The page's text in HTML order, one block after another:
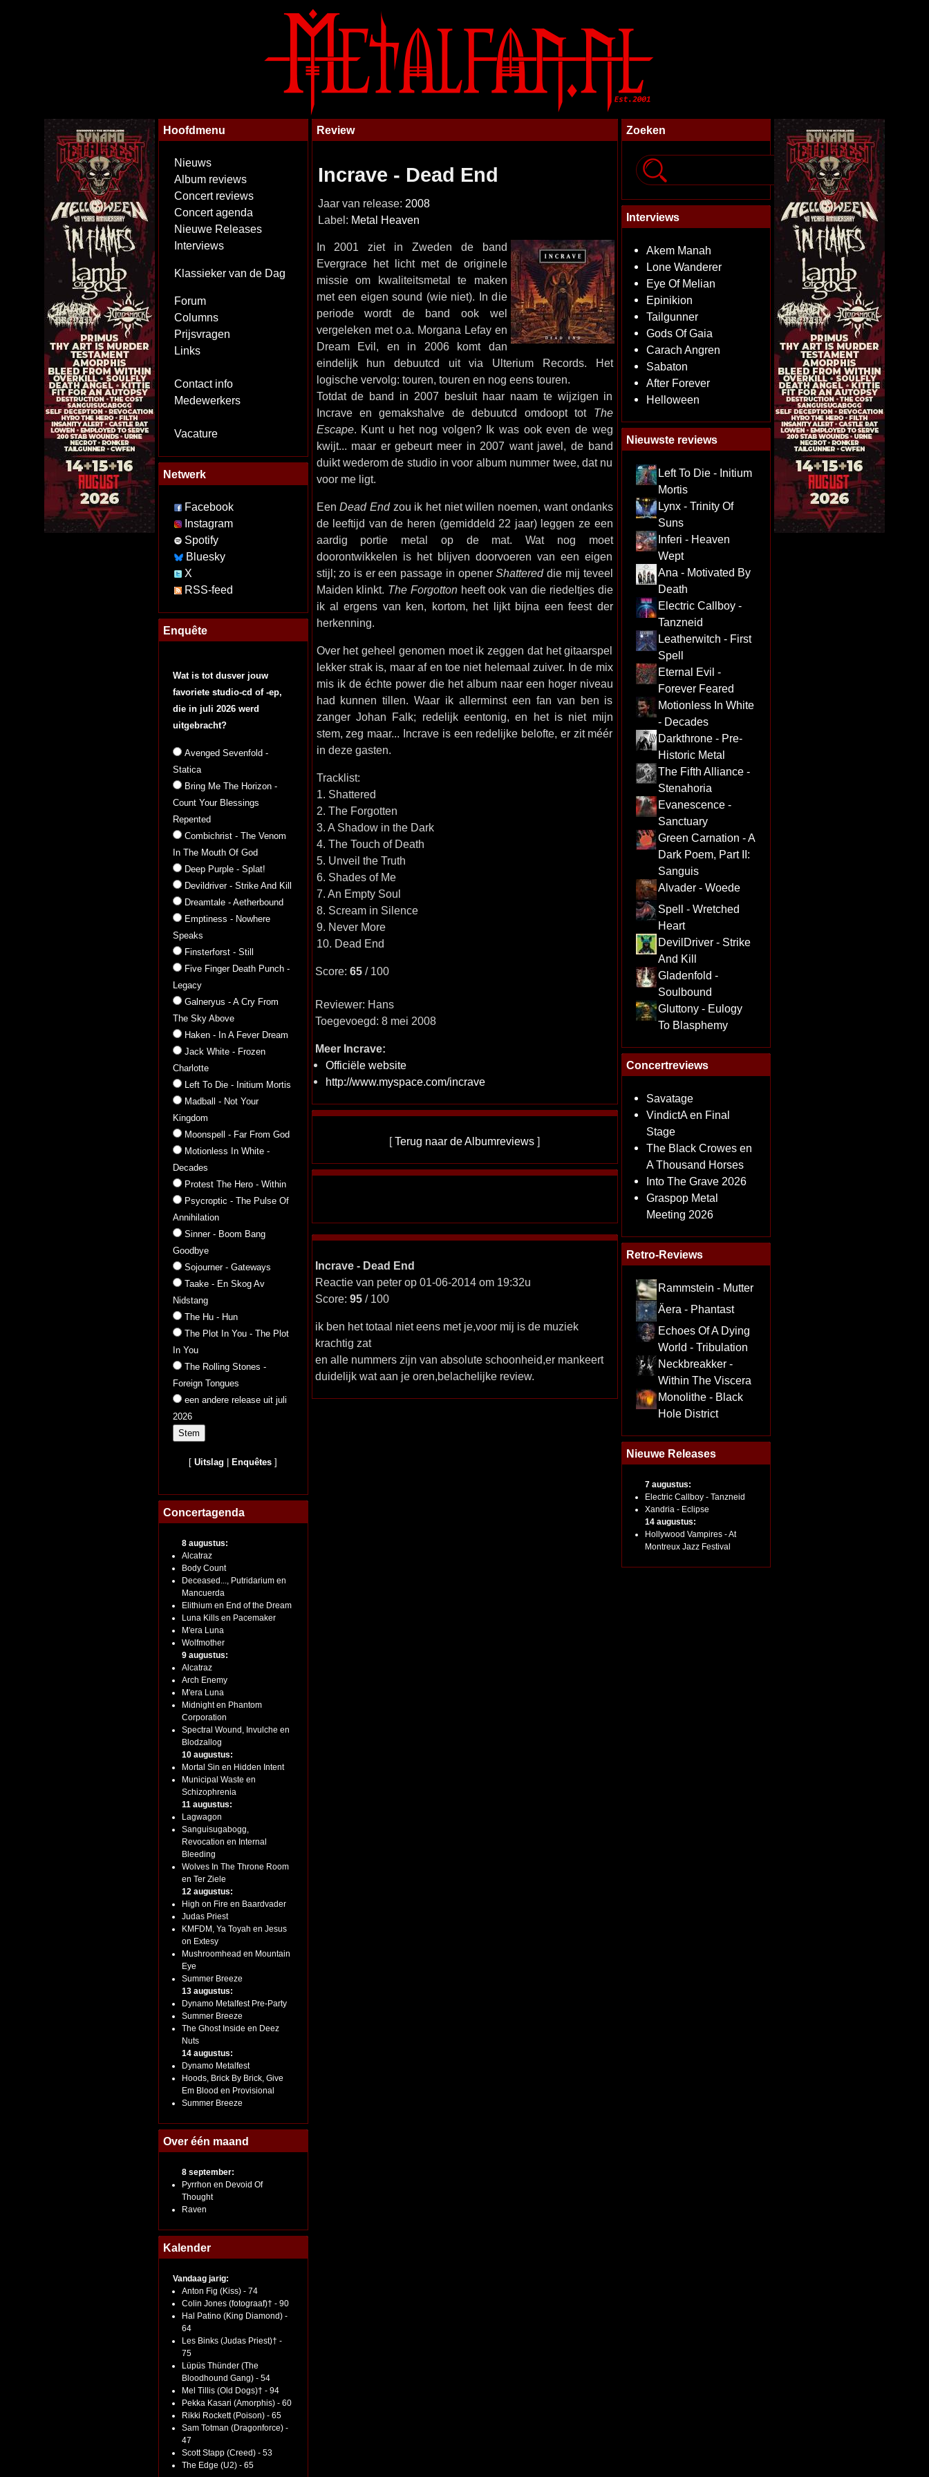
Hoofdmenu
Nieuws
Album reviews
Concert reviews
Concert agenda
Nieuwe Releases
Interviews
Klassieker van de Dag
Forum
Columns
Prijsvragen
Links
Contact info
Medewerkers
Vacature
Netwerk
Facebook
Instagram
Spotify
Bluesky
X
RSS-feed
Enquête
Wat is tot dusver jouw
favoriete studio-cd of -ep,
die in juli 2026 werd
uitgebracht?
Avenged Sevenfold -
Statica
Bring Me The Horizon -
Count Your Blessings
Repented
Combichrist - The Venom
In The Mouth Of God
Deep Purple - Splat!
Devildriver - Strike And Kill
Dreamtale - Aetherbound
Emptiness - Nowhere
Speaks
Finsterforst - Still
Five Finger Death Punch -
Legacy
Galneryus - A Cry From
The Sky Above
Haken - In A Fever Dream
Jack White - Frozen
Charlotte
Left To Die - Initium Mortis
Madball - Not Your
Kingdom
Moonspell - Far From God
Motionless In White -
Decades
Protest The Hero - Within
Psycroptic - The Pulse Of
Annihilation
Sinner - Boom Bang
Goodbye
Sojourner - Gateways
Taake - En Skog Av
Nidstang
The Hu - Hun
The Plot In You - The Plot
In You
The Rolling Stones -
Foreign Tongues
een andere release uit juli
2026
[Uitslag Enquêtes ]
Concertagenda
8 augustus:
Alcatraz
Body Count
Deceased..., Putridarium en
Mancuerda
Elithium en End of the Dream
Luna Kills en Pacemaker
M'era Luna
Wolfmother
9 augustus:
Alcatraz
Arch Enemy
M'era Luna
Midnight en Phantom
Corporation
Spectral Wound, Invulche en
Blodzallog
10 augustus:
Mortal Sin en Hidden Intent
Municipal Waste en
Schizophrenia
11 augustus:
Lagwagon
Sanguisugabogg,
Revocation en Internal
Bleeding
Wolves In The Throne Room
en Ter Ziele
12 augustus:
High on Fire en Baardvader
Judas Priest
KMFDM, Ya Toyah en Jesus
on Extesy
Mushroomhead en Mountain
Eye
Summer Breeze
13 augustus:
Dynamo Metalfest Pre-Party
Summer Breeze
The Ghost Inside en Deez
Nuts
14 augustus:
Dynamo Metalfest
Hoods, Brick By Brick, Give
Em Blood en Provisional
Summer Breeze
Over één maand
8 september:
Pyrrhon en Devoid Of
Thought
Raven
Kalender
Vandaag jarig:
Anton Fig (Kiss) - 74
Colin Jones (fotograaf)† - 90
Hal Patino (King Diamond) -
64
Les Binks (Judas Priest)† -
75
Lüpüs Thünder (The
Bloodhound Gang) - 54
Mel Tillis (Old Dogs)† - 94
Pekka Kasari (Amorphis) - 60
Rikki Rockett (Poison) - 65
Sam Totman (Dragonforce) -
47
Scott Stapp (Creed) - 53
The Edge (U2) - 65
Review
Incrave - Dead End
Jaar van release: 2008
Label: Metal Heaven
In 2001 ziet in Zweden de band
Evergrace het licht met de originele
missie om kwaliteitsmetal te maken
met een eigen sound (wie niet). In die
periode wordt de band ook wel
vergeleken met o.a. Morgana Lefay en
Dream Evil, en in 2006 komt dan
eindelijk hun debuutcd uit via Ulterium Records. Het
logische vervolg: touren, touren en nog eens touren.
Totdat de band in 2007 besluit haar naam te wijzigen in
Incrave en gemakshalve de debuutcd omdoopt tot The
Escape. Kunt u het nog volgen? Ik was ook even de weg
kwijt... maar er gebeurt meer in 2007 want jawel, de band
duikt wederom de studio in voor album nummer twee, dat nu
voor me ligt.
EenDead Endzou ik het niet willen noemen, want ondanks
de leeftijd van de heren (gemiddeld 22 jaar) leggen ze een
aardig portie metal op de mat. Wat nog moet
doorontwikkelen is het blijven doorvoeren van een eigen
stijl; zo is er een passage in openerShattereddie mij teveel
Maiden klinkt. The Forgottonheeft ook van die riedeltjes die
ik al ergens van ken, kortom, het lijkt bijna een feest der
herkenning.
Over het geheel genomen moet ik zeggen dat het gitaarspel
lekker strak is, maar af en toe niet helemaal zuiver. In de mix
mis ik de échte power die het album naar een hoger niveau
had kunnen tillen. Waar ik allerminst een fan van ben is
zanger Johan Falk; redelijk eentonig, en het is niet mijn
stem, zeg maar... Incrave is een redelijke belofte, er zit méér
in deze gasten.
Tracklist:
1. Shattered
2. The Forgotten
3. A Shadow in the Dark
4. The Touch of Death
5. Unveil the Truth
6. Shades of Me
7. An Empty Soul
8. Scream in Silence
9. Never More
10. Dead End
Score: 65/ 100
Reviewer: Hans
Toegevoegd: 8 mei 2008
Meer Incrave:
Officiële website
http://www.myspace.com/incrave
[Terug naar de Albumreviews ]
Incrave - Dead End
Reactie van peter op 01-06-2014 om 19:32u
Score: 95/ 100
ik ben het totaal niet eens met je,voor mij is de muziek
krachtig zat
en alle nummers zijn van absolute schoonheid,er mankeert
duidelijk wat aan je oren,belachelijke review.
Zoeken
Interviews
Akem Manah
Lone Wanderer
Eye Of Melian
Epinikion
Tailgunner
Gods Of Gaia
Carach Angren
Sabaton
After Forever
Helloween
Nieuwste reviews
Left To Die - Initium
Mortis
Lynx - Trinity Of
Suns
Inferi - Heaven
Wept
Ana - Motivated By
Death
Electric Callboy -
Tanzneid
Leatherwitch - First
Spell
Eternal Evil -
Forever Feared
Motionless In White
- Decades
Darkthrone - Pre-
Historic Metal
The Fifth Alliance -
Stenahoria
Evanescence -
Sanctuary
Green Carnation - A
Dark Poem, Part II:
Sanguis
Alvader - Woede
Spell - Wretched
Heart
DevilDriver - Strike
And Kill
Gladenfold -
Soulbound
Gluttony - Eulogy
To Blasphemy
Concertreviews
Savatage
VindictA en Final
Stage
The Black Crowes en
A Thousand Horses
Into The Grave 2026
Graspop Metal
Meeting 2026
Retro-Reviews
Rammstein - Mutter
Äera - Phantast
Echoes Of A Dying
World - Tribulation
Neckbreakker -
Within The Viscera
Monolithe - Black
Hole District
Nieuwe Releases
7 augustus:
Electric Callboy - Tanzneid
Xandria - Eclipse
14 augustus:
Hollywood Vampires - At
Montreux Jazz Festival